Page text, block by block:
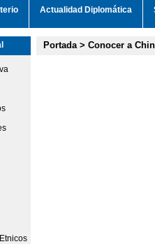
Actualidad Diplomática
Portada> Conocer a